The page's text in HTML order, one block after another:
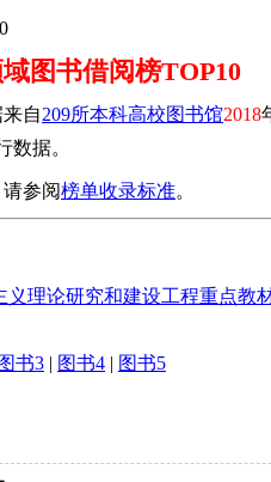
0
图书借阅榜TOP10
自209所本科高校图书馆2018
数据。
请参阅榜单收录标准。
义理论研究和建设工程重点教
图书3 | 图书4 | 图书5